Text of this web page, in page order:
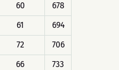
60
678
61
694
72
706
66
733